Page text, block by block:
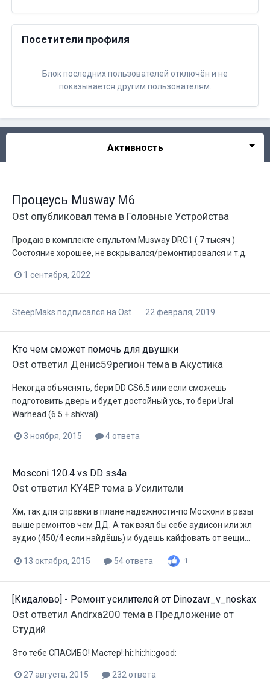
Посетители профиля
Блок последних пользователей отключён и не
показывается другим пользователям.
Активность
Процеусь Musway M6
Ost опубликовал тема в Головные Устройства
Продаю в комплекте с пультом Musway DRC1 ( 7 тысяч )
Состояние хорошее, не вскрывался/ремонтировался и т.д.
1 сентября, 2022
SteepMaks подписался на Ost 22 февраля, 2019
Кто чем сможет помочь для двушки
Ost ответил Денис59регион тема в Акустика
Некогда объяснять, бери DD CS6.5 или если сможешь
подготовить дверь и будет достойный усь, то бери Ural
Warhead (6.5 + shkval)
3 ноября, 2015 4 ответа
Mosconi 120.4 vs DD ss4a
Ost ответил KY4EP тема в Усилители
Хм, так для справки в плане надежности-по Москони в разы
выше ремонтов чем ДД. А так взял бы себе аудисон или жл
аудио (450/4 если найдёшь) и будешь кайфовать от вещи...
13 октября, 2015 54 ответа 1
[Кидалово] - Ремонт усилителей от Dinozavr_v_noskax
Ost ответил Andrxa200 тема в Предложение от
Студий
Это тебе СПАСИБО! Мастер!:hi::hi::hi::good:
27 августа, 2015 232 ответа